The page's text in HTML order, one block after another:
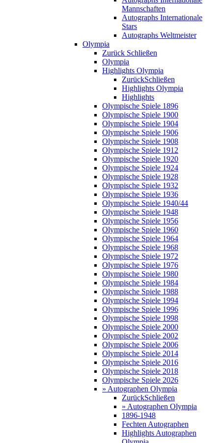
Mannschaften
Autographs Internationale
Stars
Autographs Weltmeister
Olympia
Zurück Schließen
Olympia
Highlights Olympia
ZurückSchließen
Highlights Olympia
Highlights
Olympische Spiele 1896
Olympische Spiele 1900
Olympische Spiele 1904
Olympische Spiele 1906
Olympische Spiele 1908
Olympische Spiele 1912
Olympische Spiele 1920
Olympische Spiele 1924
Olympische Spiele 1928
Olympische Spiele 1932
Olympische Spiele 1936
Olympische Spiele 1940/44
Olympische Spiele 1948
Olympische Spiele 1956
Olympische Spiele 1960
Olympische Spiele 1964
Olympische Spiele 1968
Olympische Spiele 1972
Olympische Spiele 1976
Olympische Spiele 1980
Olympische Spiele 1984
Olympische Spiele 1988
Olympische Spiele 1994
Olympische Spiele 1996
Olympische Spiele 1998
Olympische Spiele 2000
Olympische Spiele 2002
Olympische Spiele 2006
Olympische Spiele 2014
Olympische Spiele 2016
Olympische Spiele 2018
Olympische Spiele 2026
» Autographen Olympia
ZurückSchließen
» Autographen Olympia
1896-1948
Fechten Autographen
Highlights Autographen